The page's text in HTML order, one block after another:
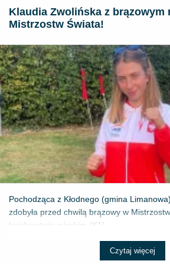
Klaudia Zwolińska z brązowym
Mistrzostw Świata!
Pochodząca z Kłodnego (gmina
zdobyła przed chwilą brązowy w
kajakarstwie górskim (K1) ...
Czytaj więcej